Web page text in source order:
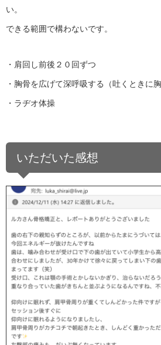
い。
できる範囲で構わないです。
・肩回し前後２０回ずつ
・胸骨を広げて深呼吸する（吐くときに
・ラヂオ体操
いただいた感想